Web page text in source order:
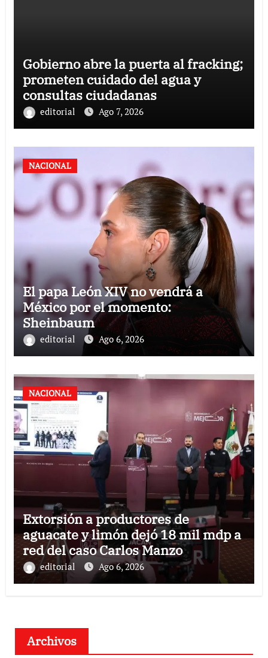
Gobierno abre la puerta al fracking;
prometen cuidado del agua y
consultas ciudadanas
editorial Ago 7, 2026
NACIONAL
El papa León XIV no vendrá a
México por el momento:
Sheinbaum
editorial Ago 6, 2026
NACIONAL
Extorsión a productores de
aguacate y limón dejó 18 mil mdp a
red del caso Carlos Manzo
editorial Ago 6, 2026
Archivos